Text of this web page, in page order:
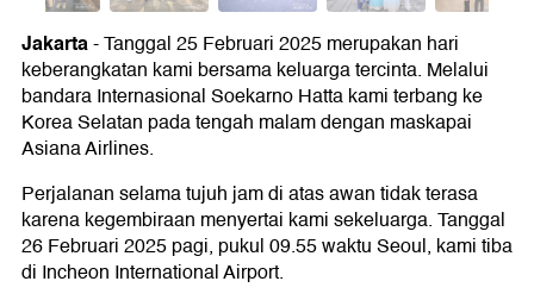
Jakarta- Tanggal 25 Februari 2025 merupakan hari
keberangkatan kami bersama keluarga tercinta. Melalui
bandara Internasional Soekarno Hatta kami terbang ke
Korea Selatan pada tengah malam dengan maskapai
Asiana Airlines.
Perjalanan selama tujuh jam di atas awan tidak terasa
karena kegembiraan menyertai kami sekeluarga. Tanggal
26 Februari 2025 pagi, pukul 09.55 waktu Seoul, kami tiba
di Incheon International Airport.